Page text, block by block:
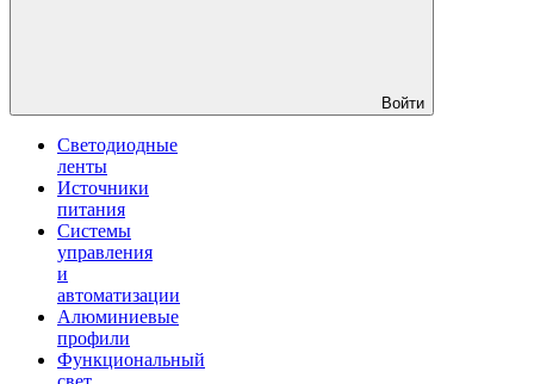
Войти
Светодиодные
ленты
Источники
питания
Системы
управления
и
автоматизации
Алюминиевые
профили
Функциональный